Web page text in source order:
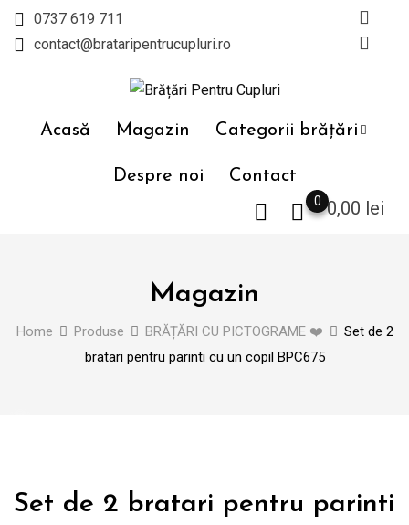
Skip
0737 619 711
contact@brataripentrucupluri.ro
Acasă Magazin Categorii brățări
Despre noi Contact
0,00 lei
0
Magazin
Home Produse BRĂȚĂRI CU PICTOGRAME ❤️
Set de 2
bratari pentru parinti cu un copil BPC675
Set de 2 bratari pentru parinti